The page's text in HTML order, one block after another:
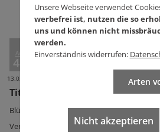
Ausg.
411
13.02.2019
Titelseite Ausg. 411
Blümchen im Haar
Vergessene Skandale
Unsere Webseite verwendet
werbefrei ist, nutzen die so
uns und können nicht
werden.
Einverständnis widerrufen:
Arten
Nicht akzeptieren